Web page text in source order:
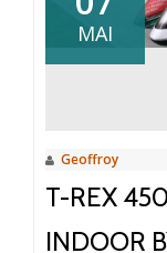
MAI
Geoffroy
T-REX
INDOOR